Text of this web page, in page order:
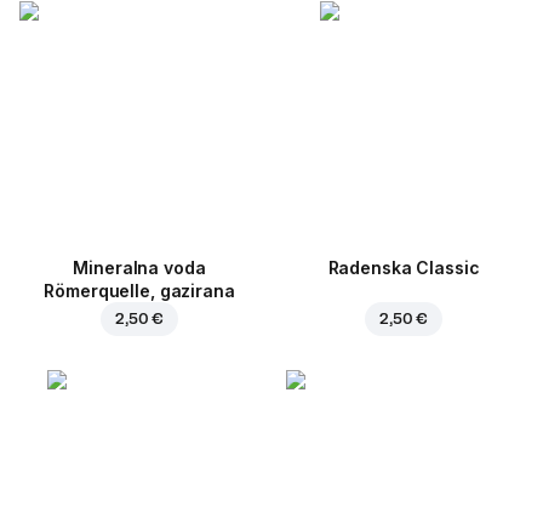
Mineralna voda
Römerquelle, gazirana
2,50 €
Radenska Classic
2,50 €